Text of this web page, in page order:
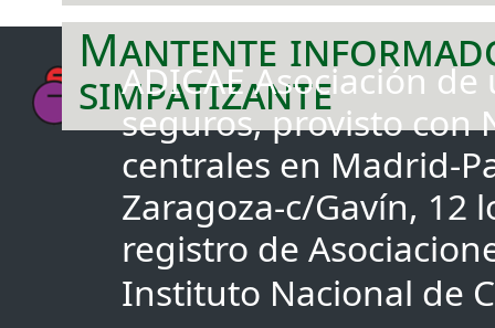
Mantente
simpatizante
ADICAE Asociación
seguros, provisto con
centrales en Madrid-
Zaragoza-c/Gavín, 12
registro de
Instituto Nacional de